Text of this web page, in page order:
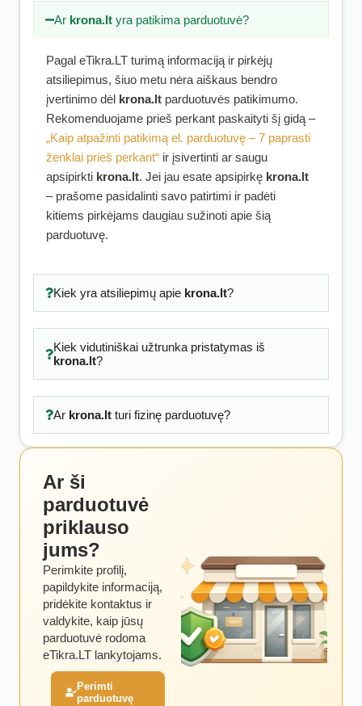
Ar krona.lt yra patikima parduotuvė?
Pagal eTikra.LT turimą informaciją ir pirkėjų
atsiliepimus, šiuo metu nėra aiškaus bendro
įvertinimo dėl krona.lt parduotuvės patikimumo.
Rekomenduojame prieš perkant paskaityti šį gidą –
„Kaip atpažinti patikimą el. parduotuvę – 7 paprasti
ženklai prieš perkant“ ir įsivertinti ar saugu
apsipirkti krona.lt. Jei jau esate apsipirkę krona.lt
– prašome pasidalinti savo patirtimi ir padėti
kitiems pirkėjams daugiau sužinoti apie šią
parduotuvę.
Kiek yra atsiliepimų apie krona.lt?
Kiek vidutiniškai užtrunka pristatymas iš
krona.lt?
Ar krona.ltturi fizinę parduotuvę?
Ar ši
parduotuvė
priklauso
jums?
Perimkite profilį,
papildykite informaciją,
pridėkite kontaktus ir
valdykite, kaip jūsų
parduotuvė rodoma
eTikra.LT lankytojams.
Perimti
parduotuvę